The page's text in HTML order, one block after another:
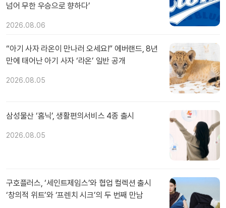
넘어 무한 우승으로 향하다’
2026.08.06
“아기 사자 라온이 만나러 오세요!” 에버랜드, 8년
만에 태어난 아기 사자 ‘라온’ 일반 공개
2026.08.05
삼성물산 ‘홈닉’, 생활편의서비스 4종 출시
2026.08.05
구호플러스, ‘세인트제임스’와 협업 컬렉션 출시
‘창의적 위트’와 ‘프렌치 시크’의 두 번째 만남